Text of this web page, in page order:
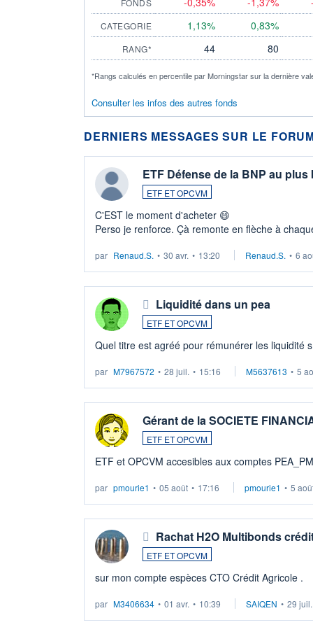
FONDS
CATEGORIE 1,13% 0,83%
RANG* 44 80
*Rangs calculés en percentile par Morningstar sur la dernière
Consulter les infos des autres fonds
DERNIERS MESSAGES SUR LE
ETF Défense de la BNP au plus
ETF ET OPCVM
C'EST le moment d'acheter 😄​
Perso je renforce. Çà remonte en flèche à
par Renaud.S. • 30 avr. • 13:20 Renaud.S. • 6
Liquidité dans un pea
ETF ET OPCVM
Quel titre est agréé pour rémunérer les liquidité
par M7967572 • 28 juil. • 15:16 M5637613 • 5
Gérant de la SOCIETE
ETF ET OPCVM
ETF et OPCVM accesibles aux comptes
par pmourie1 • 05 août • 17:16 pmourie1 • 5
Rachat H2O Multibonds
ETF ET OPCVM
sur mon compte espèces CTO Crédit Agricole .
par M3406634 • 01 avr. • 10:39 SAIQEN • 29